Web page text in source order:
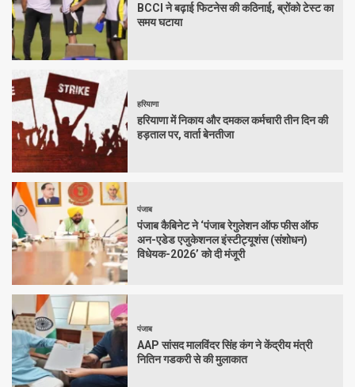
BCCI ने बढ़ाई फिटनेस की कठिनाई, ब्रोंको टेस्ट का
समय घटाया
हरियाणा
हरियाणा में निकाय और दमकल कर्मचारी तीन दिन की
हड़ताल पर, वार्ता बेनतीजा
पंजाब
पंजाब कैबिनेट ने ‘पंजाब रेगुलेशन ऑफ फीस ऑफ
अन-एडेड एजुकेशनल इंस्टीट्यूशंस (संशोधन)
विधेयक-2026’ को दी मंजूरी
पंजाब
AAP सांसद मालविंदर सिंह कंग ने केंद्रीय मंत्री
नितिन गडकरी से की मुलाकात